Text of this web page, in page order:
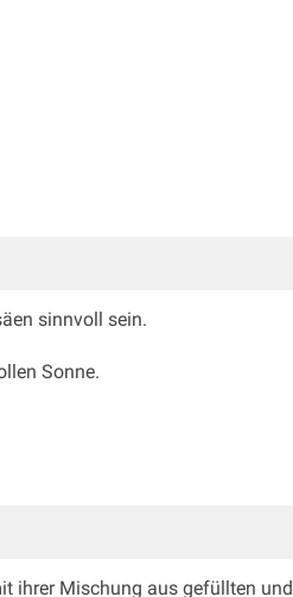
sinnvoll sein.
Sonne.
ihrer Mischung aus gefüllten und